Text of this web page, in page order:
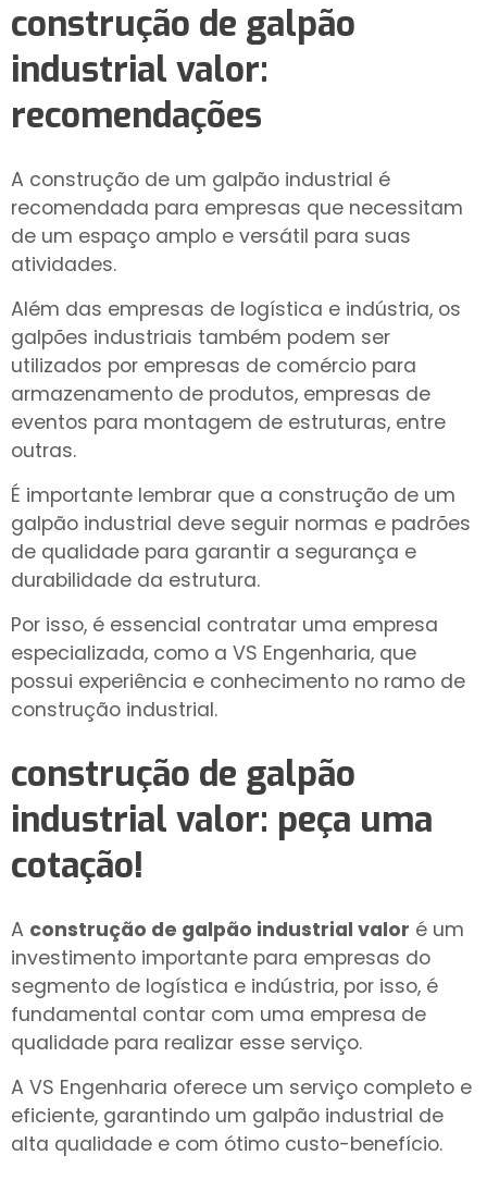
construção de galpão
industrial valor:
recomendações
A construção de um galpão industrial é
recomendada para empresas que necessitam
de um espaço amplo e versátil para suas
atividades.
Além das empresas de logística e indústria, os
galpões industriais também podem ser
utilizados por empresas de comércio para
armazenamento de produtos, empresas de
eventos para montagem de estruturas, entre
outras.
É importante lembrar que a construção de um
galpão industrial deve seguir normas e padrões
de qualidade para garantir a segurança e
durabilidade da estrutura.
Por isso, é essencial contratar uma empresa
especializada, como a VS Engenharia, que
possui experiência e conhecimento no ramo de
construção industrial.
construção de galpão
industrial valor: peça uma
cotação!
A construção de galpão industrial valor é um
investimento importante para empresas do
segmento de logística e indústria, por isso, é
fundamental contar com uma empresa de
qualidade para realizar esse serviço.
A VS Engenharia oferece um serviço completo e
eficiente, garantindo um galpão industrial de
alta qualidade e com ótimo custo-benefício.